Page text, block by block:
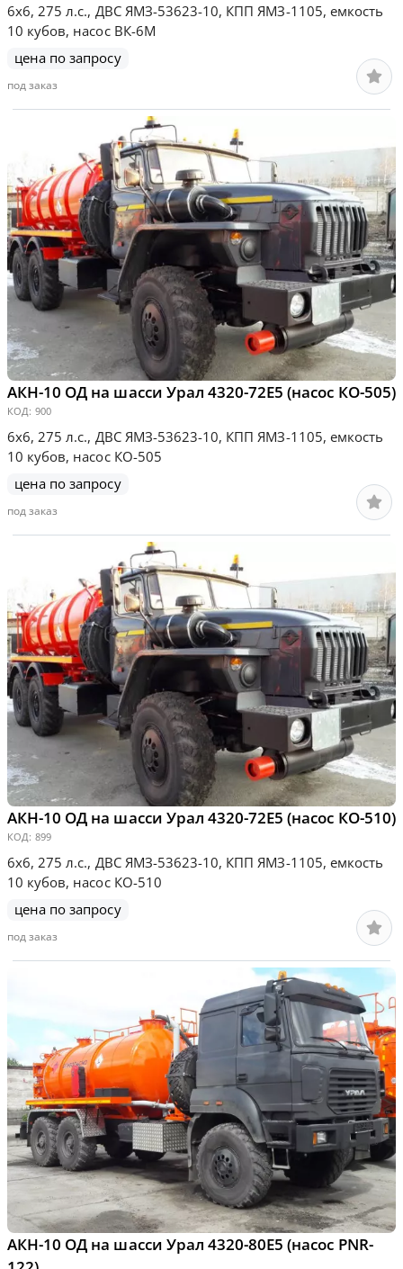
6х6, 275 л.с., ДВС ЯМЗ-53623-10, КПП ЯМЗ-1105, емкость
10 кубов, насос ВК-6М
цена по запросу
под заказ
АКН-10 ОД на шасси Урал 4320-72Е5 (насос КО-505)
КОД: 900
6х6, 275 л.с., ДВС ЯМЗ-53623-10, КПП ЯМЗ-1105, емкость
10 кубов, насос КО-505
цена по запросу
под заказ
АКН-10 ОД на шасси Урал 4320-72Е5 (насос КО-510)
КОД: 899
6х6, 275 л.с., ДВС ЯМЗ-53623-10, КПП ЯМЗ-1105, емкость
10 кубов, насос КО-510
цена по запросу
под заказ
АКН-10 ОД на шасси Урал 4320-80Е5 (насос PNR-